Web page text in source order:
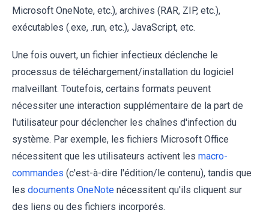
Microsoft OneNote, etc.), archives (RAR, ZIP, etc.),
exécutables (.exe, .run, etc.), JavaScript, etc.
Une fois ouvert, un fichier infectieux déclenche le
processus de téléchargement/installation du logiciel
malveillant. Toutefois, certains formats peuvent
nécessiter une interaction supplémentaire de la part de
l'utilisateur pour déclencher les chaînes d'infection du
système. Par exemple, les fichiers Microsoft Office
nécessitent que les utilisateurs activent les macro-
commandes (c'est-à-dire l'édition/le contenu), tandis que
les documents OneNote nécessitent qu'ils cliquent sur
des liens ou des fichiers incorporés.